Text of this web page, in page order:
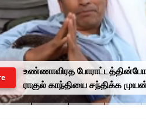
உண்ணாவிரத
ராகுல் காந்தியை சந்திக்க
வாங்சுக் மனைவி.. ஆனால்